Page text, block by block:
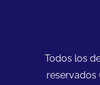
Todos los
reservados